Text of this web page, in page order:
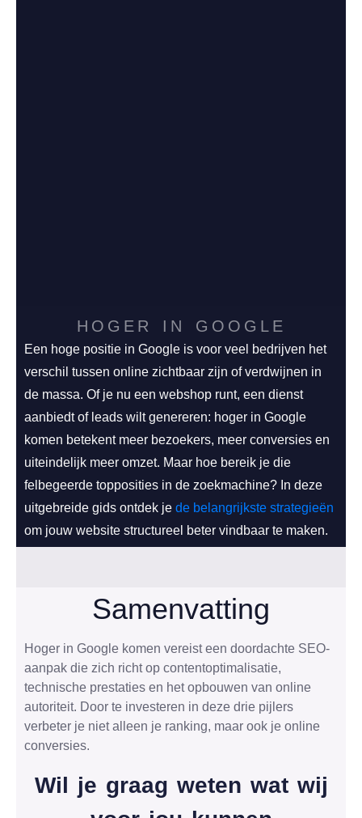
HOGER IN GOOGLE
Een hoge positie in Google is voor veel bedrijven het
verschil tussen online zichtbaar zijn of verdwijnen in
de massa. Of je nu een webshop runt, een dienst
aanbiedt of leads wilt genereren: hoger in Google
komen betekent meer bezoekers, meer conversies en
uiteindelijk meer omzet. Maar hoe bereik je die
felbegeerde topposities in de zoekmachine? In deze
uitgebreide gids ontdek je de belangrijkste strategieën
om jouw website structureel beter vindbaar te maken.
Samenvatting
Hoger in Google komen vereist een doordachte SEO-
aanpak die zich richt op contentoptimalisatie,
technische prestaties en het opbouwen van online
autoriteit. Door te investeren in deze drie pijlers
verbeter je niet alleen je ranking, maar ook je online
conversies.
Wil je graag weten wat wij